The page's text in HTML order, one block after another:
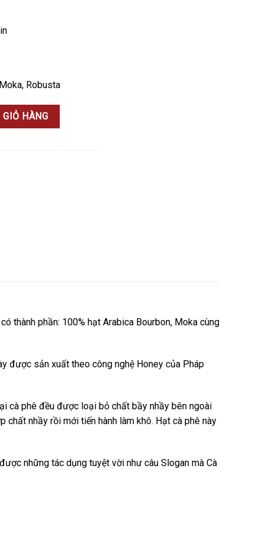
Robusta
- GIẢM 10% số lượng
HÀNG
thành phần: 100% hạt Arabica Bourbon, Moka cùng
được sản xuất theo công nghệ Honey của Pháp
cà phê đều được loại bỏ chất bầy nhầy bên ngoài
nhầy rồi mới tiến hành làm khô. Hạt cà phê này
những tác dụng tuyệt vời như câu Slogan mà Cà